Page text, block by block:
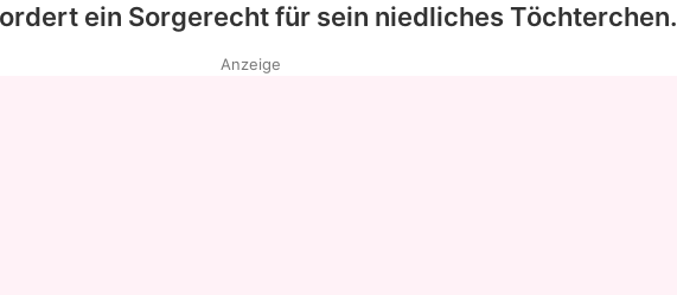
ein Sorgerecht für sein niedliches Töchterchen.
Anzeige